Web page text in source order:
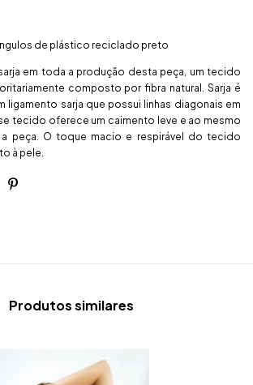
de plástico reciclado preto
em toda a produção desta peça, um tecido
composto por fibra natural. Sarja é
ligamento sarja que possui linhas diagonais em
tecido oferece um caimento leve e ao mesmo
peça. O toque macio e respirável do tecido
à pele.
Produtos similares